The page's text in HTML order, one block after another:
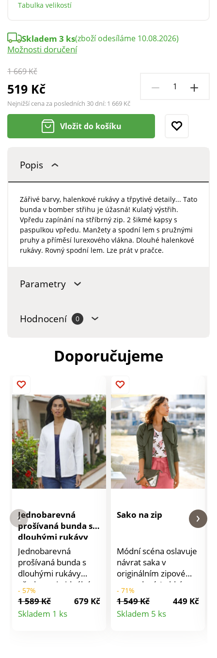
Tabulka velikostí
1 669 Kč
519 Kč
Nejnižší cena za posledních 30 dní: 1 669 Kč
Skladem 3 ks(zboží odesíláme 10.08.2026)
Možnosti doručení
Vložit do košíku
Popis
Zářivé barvy, halenkové rukávy a třpytivé detaily... Tato
bunda v bomber střihu je úžasná! Kulatý výstřih.
Vpředu zapínání na stříbrný zip. 2 šikmé kapsy s
paspulkou vpředu. Manžety a spodní lem s pružnými
pruhy a příměsí lurexového vlákna. Dlouhé halenkové
rukávy. Rovný spodní lem. Lze prát v pračce.
Parametry
Hodnocení 0
Doporučujeme
Jednobarevná
prošívaná bunda s
dlouhými rukávy
Jednobarevná
prošívaná bunda s
dlouhými rukávy
představuje ideální
módní kousek pro
období na přelomu
sezóny. Kimono
- 57%
1 589 Kč
679 Kč
Skladem 1 ks
Detail
Sako na zip
Módní scéna oslavuje
návrat saka v
originálním zipovém
provedení. Lehké,
vzdušné a moderní,
toto sako je skvělé.
Košilový límeček.
- 71%
1 549 Kč
449 Kč
Skladem 5 ks
Detail